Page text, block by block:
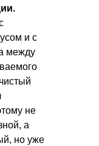
и с
между
не
а
но уже